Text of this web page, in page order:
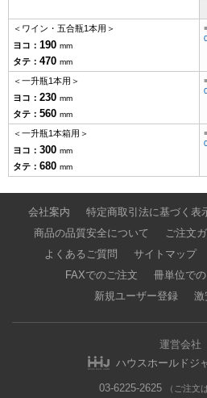
＜ワイン・五合瓶1本用＞
ヨコ： 190 mm
タテ： 470 mm
＜一升瓶1本用＞
ヨコ： 230 mm
タテ： 560 mm
＜一升瓶1本箱用＞
ヨコ： 300 mm
タテ： 680 mm
会社案内 特定商取引法に基づく表
商品の品質安全について
ご注文
よくあるご質問
サイトマップ
FAXでのご注文
冊単位で
新規ユーザー登録
激
運営会社
ハウスホールドジ
03-6225-2625 （ご注文